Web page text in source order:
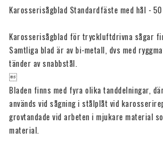
Karosserisågblad Standardfäste med hål -
Karosserisågblad för tryckluftdrivna sågar
Samtliga blad är av bi-metall, dvs med
tänder av snabbstål.

Bladen finns med fyra olika tanddelningar,
används vid sågning i stålplåt vid
grovtandade vid arbeten i mjukare material
material.